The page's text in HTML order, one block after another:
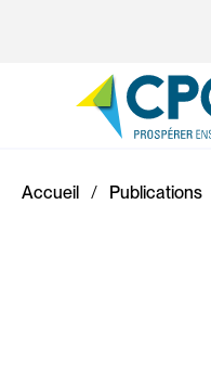
Accueil Publications